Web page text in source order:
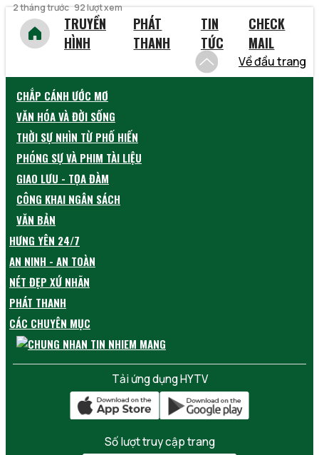
2 tháng trước 92 lượt xem
TRUYỀN
HÌNH
PHÁT
THANH
TIN
TỨC
CHECK
MAIL
Về đầu trang
CHẮP CÁNH ƯỚC MƠ
VĂN HÓA VÀ ĐỜI SỐNG
THỜI SỰ NHÌN TỪ PHỐ HIẾN
PHÓNG SỰ VÀ PHIM TÀI LIỆU
GIAO LƯU - TỌA ĐÀM
CÔNG KHAI NGÂN SÁCH
VĂN BẢN
HƯNG YÊN 24/7
AN NINH - AN TOÀN
NÉT ĐẸP XỨ NHÃN
PHÁT THANH
CÁC CHUYÊN MỤC
Tải ứng dụng HYTV
Số lượt truy cập trang